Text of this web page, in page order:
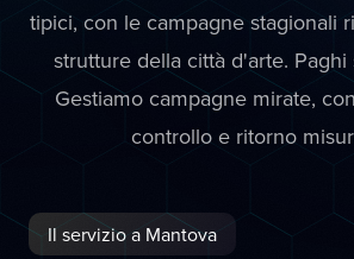
tipici, con le campagne stagionali
strutture della città d'arte.
Gestiamo campagne mirate,
controllo e ritorno
Il servizio a Mantova